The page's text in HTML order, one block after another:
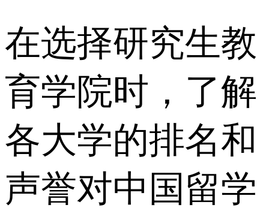
在选择研究生教
育学院时，了解
各大学的排名和
声誉对中国留学